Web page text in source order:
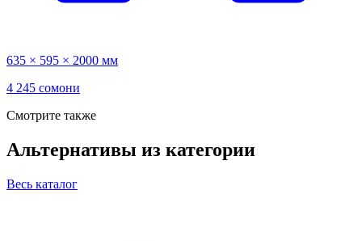
635 × 595 × 2000 мм
4 245 сомони
Смотрите также
Альтернативы из категории
Весь каталог